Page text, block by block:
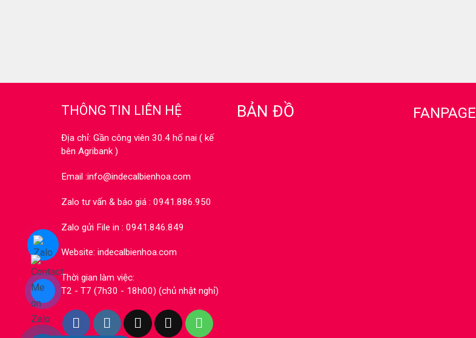
THÔNG TIN LIÊN HỆ
Địa chỉ: Gần công viên 30.4 hố nai ( kế
bên Agribank )
Email :info@indecalbienhoa.com
Zalo tư vấn & báo giá : 0941.886.950
Zalo gửi File in : 0941.846.849
Website: indecalbienhoa.com
Thời gian làm việc:
T2 - T7 (7h30 - 18h00) (chủ nhật nghỉ)
BẢN ĐỒ FANPAGE